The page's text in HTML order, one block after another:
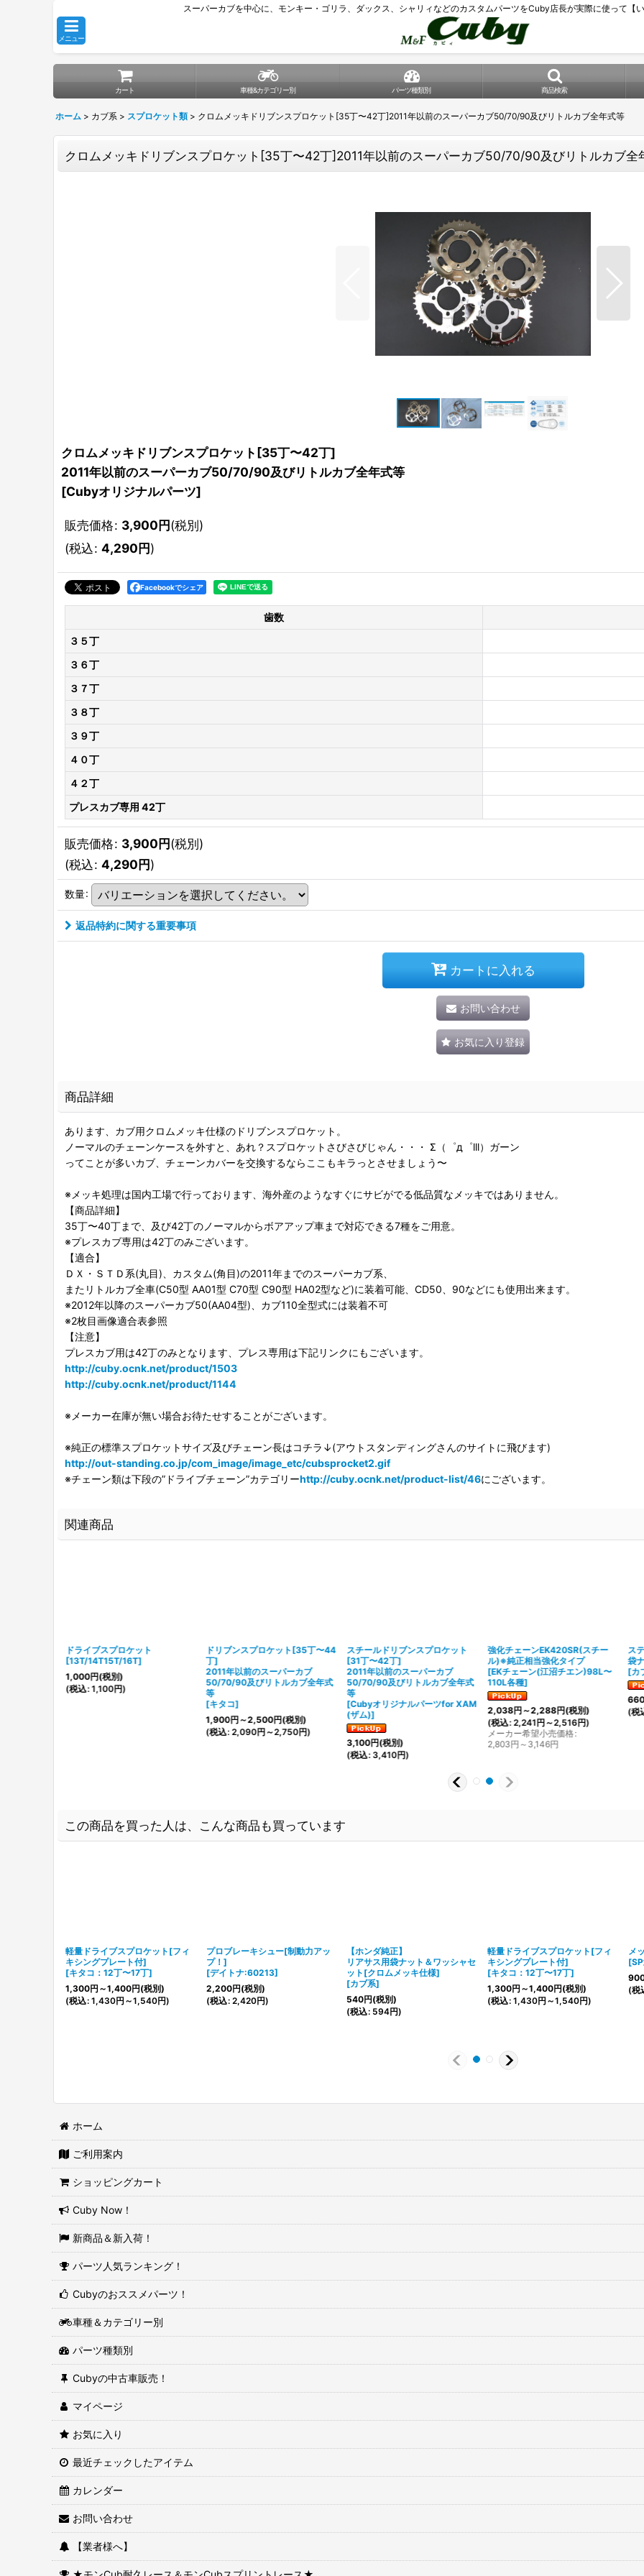
スーパーカブを中心に、モンキー・ゴリラ、ダックス、シャリィなどのカスタムパーツをCuby店長が実際に使って【
メニュー
カート 車種&カテゴリー別 パーツ種類別 商品検索
ホーム > カブ系 > スプロケット類 > クロムメッキドリブンスプロケット[35丁〜42丁]2011年以前のスーパーカブ50/70/90及びリトルカブ全年式等
クロムメッキドリブンスプロケット[35丁〜42丁]2011年以前のスーパーカブ50/70/90及びリトルカブ全
クロムメッキドリブンスプロケット[35丁〜42丁]
2011年以前のスーパーカブ50/70/90及びリトルカブ全年式等
[Cubyオリジナルパーツ]
販売価格: 3,900円(税別)
(税込: 4,290円)
Facebookでシェア
歯数
３５丁
３６丁
３７丁
３８丁
３９丁
４０丁
４２丁
プレスカブ専用 42丁
販売価格: 3,900円(税別)
(税込: 4,290円)
数量:
返品特約に関する重要事項
カートに入れる
お問い合わせ
お気に入り登録
商品詳細
あります、カブ用クロムメッキ仕様のドリブンスプロケット。
ノーマルのチェーンケースを外すと、あれ？スプロケットさびさびじゃん・・・ Σ（゜д゜lll）ガーン
ってことが多いカブ、チェーンカバーを交換するならここもキラっとさせましょう〜
※メッキ処理は国内工場で行っております、海外産のようなすぐにサビがでる低品質なメッキではありません。
【商品詳細】
35丁〜40丁まで、及び42丁のノーマルからボアアップ車まで対応できる7種をご用意。
※プレスカブ専用は42丁のみございます。
【適合】
ＤＸ・ＳＴＤ系(丸目)、カスタム(角目)の2011年までのスーパーカブ系、
またリトルカブ全車(C50型 AA01型 C70型 C90型 HA02型など)に装着可能、CD50、90などにも使用出来ます。
※2012年以降のスーパーカブ50(AA04型)、カブ110全型式には装着不可
※2枚目画像適合表参照
【注意】
プレスカブ用は42丁のみとなります、プレス専用は下記リンクにもございます。
http://cuby.ocnk.net/product/1503
http://cuby.ocnk.net/product/1144
※メーカー在庫が無い場合お待たせすることがございます。
※純正の標準スプロケットサイズ及びチェーン長はコチラ↓(アウトスタンディングさんのサイトに飛びます)
http://out-standing.co.jp/com_image/image_etc/cubsprocket2.gif
※チェーン類は下段の”ドライブチェーン”カテゴリーhttp://cuby.ocnk.net/product-list/46にございます。
関連商品
ドライブスプロケット
[13T/14T15T/16T]
1,000円(税別)
(税込: 1,100円)
ドリブンスプロケット[35丁〜44
丁]
2011年以前のスーパーカブ
50/70/90及びリトルカブ全年式
等
[キタコ]
1,900円～2,500円(税別)
(税込: 2,090円～2,750円)
スチールドリブンスプロケット
[31丁〜42丁]
2011年以前のスーパーカブ
50/70/90及びリトルカブ全年式
等
[Cubyオリジナルパーツfor XAM
(ザム)]
3,100円(税別)
(税込: 3,410円)
強化チェーンEK420SR(スチー
ル)※純正相当強化タイプ
[EKチェーン(江沼チエン)98L〜
110L各種]
2,038円～2,288円(税別)
(税込: 2,241円～2,516円)
メーカー希望小売価格:
2,803円～3,146円
ス
袋
[カ
(税
この商品を買った人は、こんな商品も買っています
軽量ドライブスプロケット[フィ
キシングプレート付]
[キタコ：12丁〜17丁]
1,300円 ～1,400円(税別)
(税込: 1,430円 ～1,540円)
プロブレーキシュー[制動力アッ
プ！]
[デイトナ:60213]
2,200円(税別)
(税込: 2,420円)
【ホンダ純正】
リアサス用袋ナット＆ワッシャセ
ット[クロムメッキ仕様]
[カブ系]
540円(税別)
(税込: 594円)
軽量ドライブスプロケット[フィ
キシングプレート付]
[キタコ：12丁〜17丁]
1,300円 ～1,400円(税別)
(税込: 1,430円 ～1,540円)
メ
[
(税
ホーム
ご利用案内
ショッピングカート
Cuby Now！
新商品＆新入荷！
パーツ人気ランキング！
Cubyのおススメパーツ！
車種＆カテゴリー別
パーツ種類別
Cubyの中古車販売！
マイページ
お気に入り
最近チェックしたアイテム
カレンダー
お問い合わせ
【業者様へ】